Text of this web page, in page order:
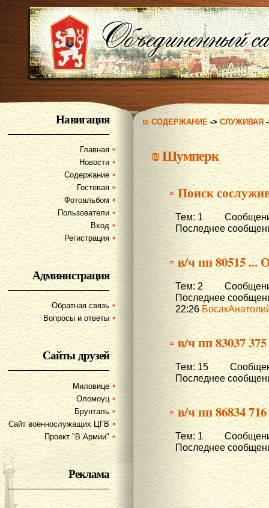
Навигация
Главная
Новости
Содержание
Гостевая
Фотоальбом
Пользователи
Вход
Регистрация
Администрация
Обратная связь
Вопросы и ответы
Сайты друзей
Миловице
Оломоуц
Брунталь
Сайт военнослужащих ЦГВ
Проект "В Армии"
Реклама
₪ СОДЕРЖАНИЕ->СЛУЖИВАЯ
₪Шумперк
▫ Поиск
Тем: 1
Последнее
▫ в/ч пп 80515 ...
Тем: 2
Последнее
22:26
▫ в/ч пп 83037
Тем: 15
Последнее
▫ в/ч пп 86834
Тем: 1
Последнее